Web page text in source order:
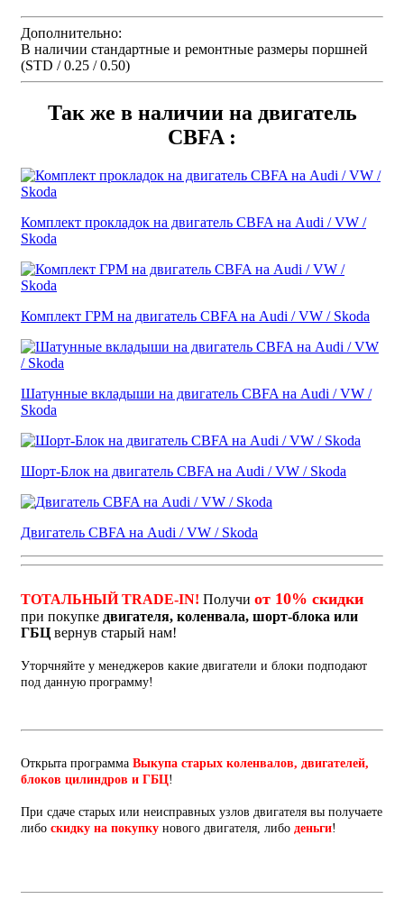
Дополнительно:
В наличии стандартные и ремонтные размеры поршней
(STD / 0.25 / 0.50)
Так же в наличии на двигатель
CBFA :
Комплект прокладок на двигатель CBFA на Audi / VW /
Skoda
Комплект ГРМ на двигатель CBFA на Audi / VW / Skoda
Шатунные вкладыши на двигатель CBFA на Audi / VW /
Skoda
Шорт-Блок на двигатель CBFA на Audi / VW / Skoda
Двигатель CBFA на Audi / VW / Skoda
ТОТАЛЬНЫЙ TRADE-IN! Получи от 10% скидки
при покупке двигателя, коленвала, шорт-блока или
ГБЦ вернув старый нам!
Уторчняйте у менеджеров какие двигатели и блоки подподают
под данную программу!
Открыта программа Выкупа старых коленвалов, двигателей,
блоков цилиндров и ГБЦ!
При сдаче старых или неисправных узлов двигателя вы получаете
либо скидку на покупку нового двигателя, либо деньги!